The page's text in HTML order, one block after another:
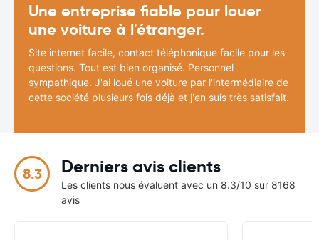
Une entreprise fiable pour louer
une voiture à l'étranger.
Site internet facile, contact téléphonique facile pour les
questions. Tout est bien organisé. Personnel
sympathique. J'ai loué une voiture par l'intermédiaire de
cette société plusieurs fois déjà et j'en suis très satisfait.
8.3 Derniers avis clients
Les clients nous évaluent avec un 8.3/10 sur 8168
avis